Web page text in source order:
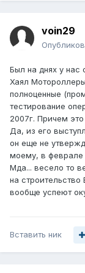
voin29
Был на днях у нас
Хаял
полноценные
тестирование
2007г. Причем
Да, из его
он еще не
моему, в феврале
Мда... весело то
на
вообще успеют
Вставить ник